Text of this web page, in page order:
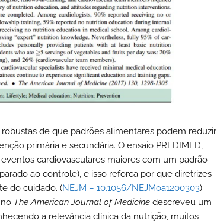
de que padrões alimentares podem reduzir
primária e secundária. O ensaio PREDIMED,
cardiovasculares maiores com um padrão
ao controle), e isso reforça por que diretrizes
do cuidado. (NEJM – 10.1056/NEJMoa1200303)
The American Journal of Medicine descreveu um
a relevância clínica da nutrição, muitos